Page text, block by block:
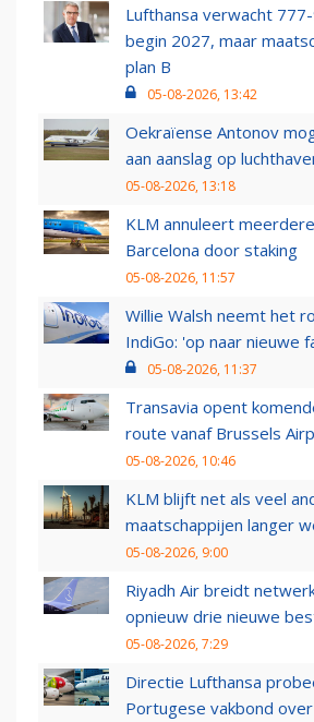
Lufthansa verwacht
begin 2027, maar
plan B
05-08-2026, 13:42
Oekraïense Antonov
aan aanslag op
05-08-2026, 13:18
KLM annuleert
Barcelona door staking
05-08-2026, 11:57
Willie Walsh neemt het
IndiGo: 'op naar nieuwe
05-08-2026, 11:37
Transavia opent
route vanaf Brussels
05-08-2026, 10:46
KLM blijft net als veel
maatschappijen langer
05-08-2026, 9:00
Riyadh Air breidt
opnieuw drie nieuwe
05-08-2026, 7:29
Directie Lufthansa
Portugese vakbond